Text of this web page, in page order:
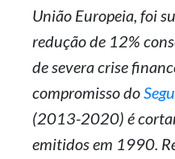
União Europeia, foi
redução de 12%
de severa crise
compromisso do
(2013-2020) é
emitidos em 1990.